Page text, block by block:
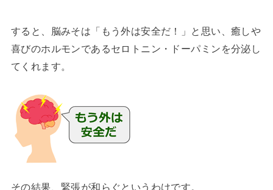
すると、脳みそは「もう外は安全だ！」と思い、癒しや
喜びのホルモンであるセロトニン・ドーパミンを分泌し
てくれます。
その結果、緊張が和らぐというわけです。